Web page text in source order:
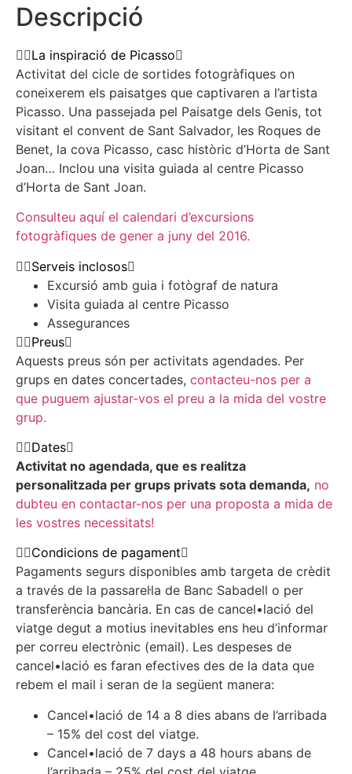
Descripció
La inspiració de Picasso
Activitat del cicle de sortides fotogràfiques on
coneixerem els paisatges que captivaren a l’artista
Picasso. Una passejada pel Paisatge dels Genis, tot
visitant el convent de Sant Salvador, les Roques de
Benet, la cova Picasso, casc històric d’Horta de Sant
Joan… Inclou una visita guiada al centre Picasso
d’Horta de Sant Joan.
Consulteu aquí el calendari d’excursions
fotogràfiques de gener a juny del 2016.
Serveis inclosos
Excursió amb guia i fotògraf de natura
Visita guiada al centre Picasso
Assegurances
Preus
Aquests preus són per activitats agendades. Per
grups en dates concertades, contacteu-nos per a
que puguem ajustar-vos el preu a la mida del vostre
grup.
Dates
Activitat no agendada, que es realitza
personalitzada per grups privats sota demanda, no
dubteu en contactar-nos per una proposta a mida de
les vostres necessitats!
Condicions de pagament
Pagaments segurs disponibles amb targeta de crèdit
a través de la passarel·la de Banc Sabadell o per
transferència bancària. En cas de cancel•lació del
viatge degut a motius inevitables ens heu d’informar
per correu electrònic (email). Les despeses de
cancel•lació es faran efectives des de la data que
rebem el mail i seran de la següent manera:
Cancel•lació de 14 a 8 dies abans de l’arribada
– 15% del cost del viatge.
Cancel•lació de 7 days a 48 hours abans de